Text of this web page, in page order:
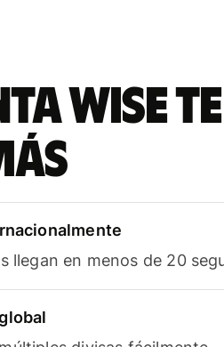
Wise
llegan en menos de 20